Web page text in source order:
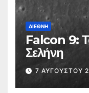
ΔΙΕΘΝΉ
Falcon 9:
Σελήνη
7 ΑΥΓΟΎΣΤΟΥ